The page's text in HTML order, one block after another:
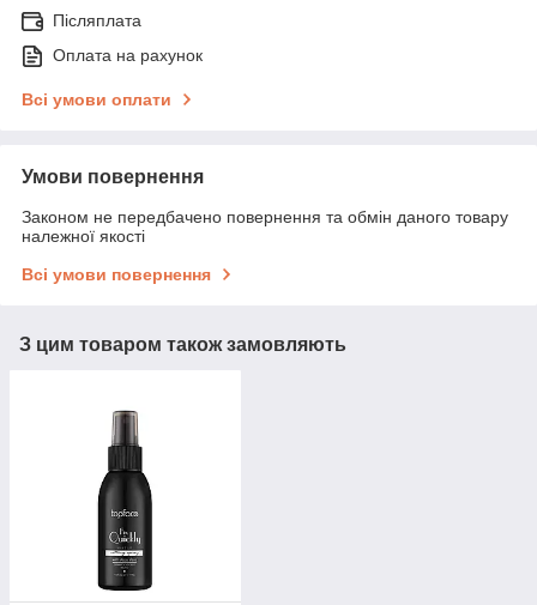
Післяплата
Оплата на рахунок
Всі умови оплати
Умови повернення
Законом не передбачено повернення та обмін даного товару
належної якості
Всі умови повернення
З цим товаром також замовляють